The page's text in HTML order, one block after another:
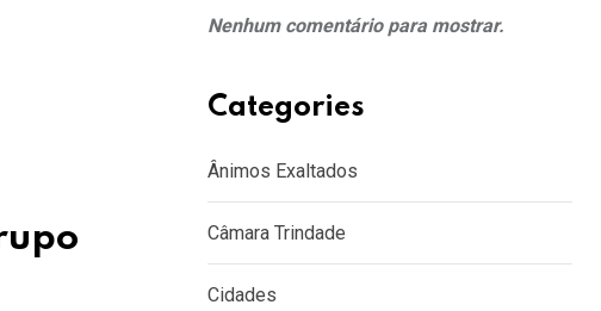
Nenhum comentário para mostrar.
Categories
Ânimos Exaltados
Câmara Trindade
Cidades